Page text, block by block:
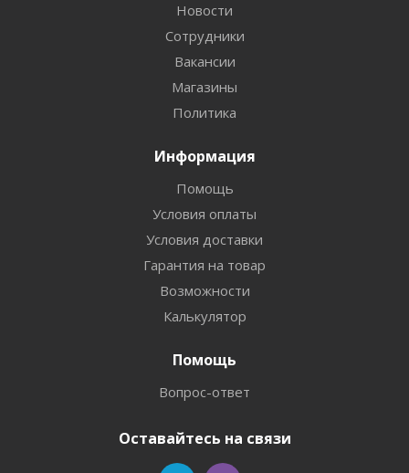
Новости
Сотрудники
Вакансии
Магазины
Политика
Информация
Помощь
Условия оплаты
Условия доставки
Гарантия на товар
Возможности
Калькулятор
Помощь
Вопрос-ответ
Оставайтесь на связи